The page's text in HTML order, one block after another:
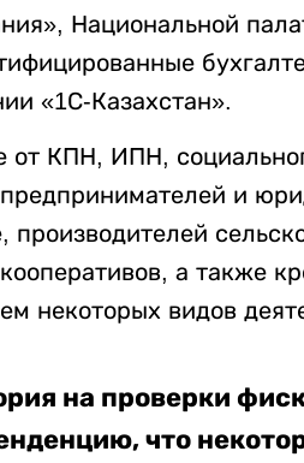
Национальной
«1С-Казахстан».
КПН, ИПН,
и
а также
некоторых видов
на проверки
что